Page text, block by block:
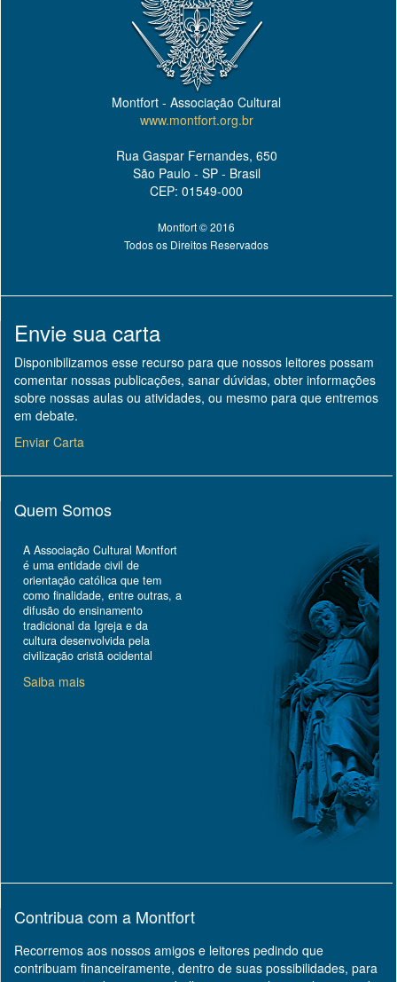
Montfort - Associação Cultural
www.montfort.org.br
Rua Gaspar Fernandes, 650
São Paulo - SP - Brasil
CEP: 01549-000
Montfort © 2016
Todos os Direitos Reservados
Envie sua carta
Disponibilizamos esse recurso para que nossos leitores possam
comentar nossas publicações, sanar dúvidas, obter informações
sobre nossas aulas ou atividades, ou mesmo para que entremos
em debate.
Enviar Carta
Quem Somos
A Associação Cultural Montfort
é uma entidade civil de
orientação católica que tem
como finalidade, entre outras, a
difusão do ensinamento
tradicional da Igreja e da
cultura desenvolvida pela
civilização cristã ocidental
Saiba mais
Contribua com a Montfort
Recorremos aos nossos amigos e leitores pedindo que
contribuam financeiramente, dentro de suas possibilidades, para